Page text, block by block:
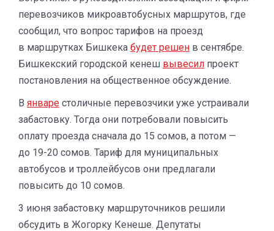
перевозчиков микроавтобусных маршрутов, где
сообщил, что вопрос тарифов на проезд
в маршрутках Бишкека будет решен в сентябре.
Бишкекский городской кенеш вывесил проект
постановления на общественное обсуждение.
В январе столичные перевозчики уже устраивали
забастовку. Тогда они потребовали повысить
оплату проезда сначала до 15 сомов, а потом —
до 19-20 сомов. Тариф для муниципальных
автобусов и троллейбусов они предлагали
повысить до 10 сомов.
3 июня забастовку маршруточников решили
обсудить в Жогорку Кенеше. Депутаты